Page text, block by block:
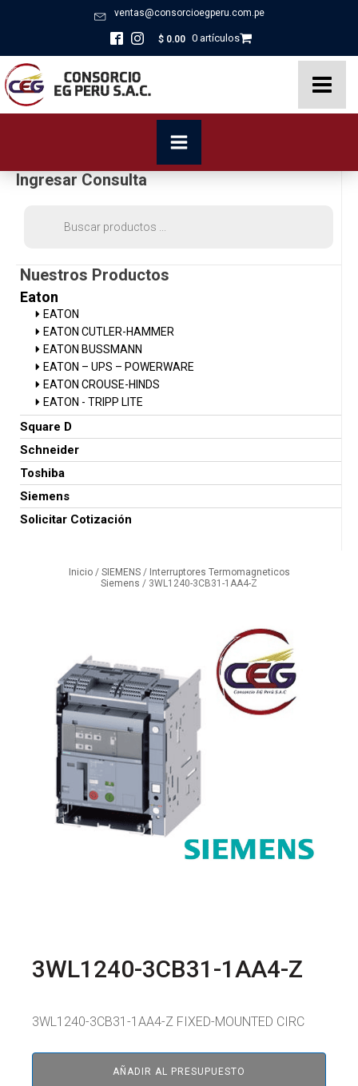
ventas@consorcioegperu.com.pe
$ 0.00 0 artículos
Ingresar Consulta
Nuestros Productos
Eaton
EATON
EATON CUTLER-HAMMER
EATON BUSSMANN
EATON – UPS – POWERWARE
EATON CROUSE-HINDS
EATON - TRIPP LITE
Square D
Schneider
Toshiba
Siemens
Solicitar Cotización
Inicio/ SIEMENS/ Interruptores Termomagneticos
Siemens / 3WL1240-3CB31-1AA4-Z
3WL1240-3CB31-1AA4-Z
3WL1240-3CB31-1AA4-Z FIXED-MOUNTED CIRC
AÑADIR AL PRESUPUESTO